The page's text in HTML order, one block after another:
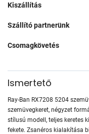
Kiszállítás
Szállító partnerünk
Csomagkövetés
Ismertető
Ray-Ban RX7208 5204
szemüvegkeret, négyzet
stílusú modell, teljes keretes
fekete. Zsanéros kialakítása